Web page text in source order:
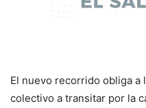
El nuevo recorrido obliga
colectivo a transitar por la